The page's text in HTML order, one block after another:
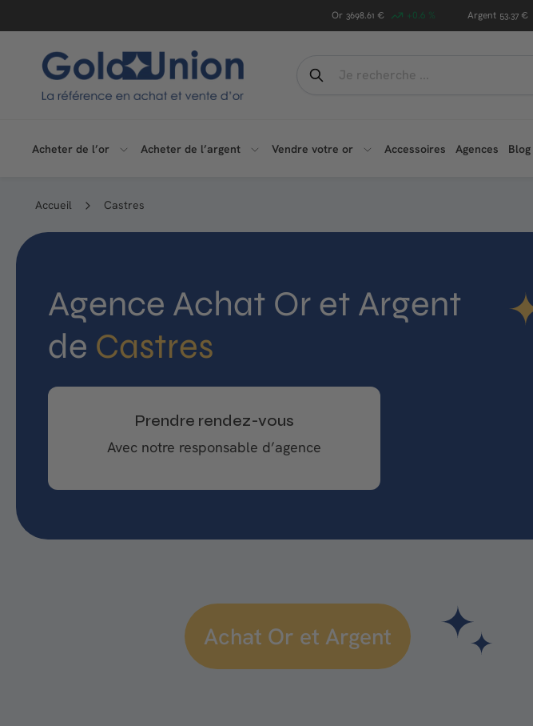
au
Or 3698.61 € +0.6 % Argent 53.37 €
G
o
d
n
i
Search
Recherche
Acheter de l’or Acheter de l’argent Vendre votre or Accessoires Agences Blog
Accueil Castres
Agence Achat Or et Argent
de Castres
Prendre rendez-vous
Avec notre responsable d’agence
Achat Or et Argent